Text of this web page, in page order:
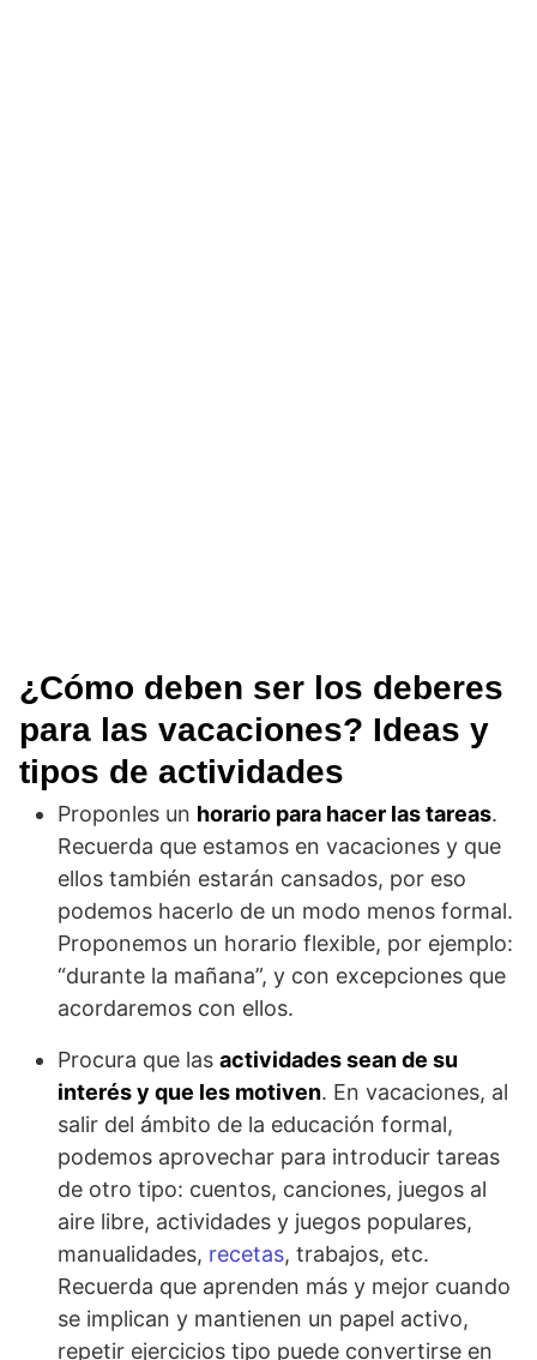
¿Cómo deben ser los deberes
para las vacaciones? Ideas y
tipos de actividades
Proponles un horario para hacer las tareas.
Recuerda que estamos en vacaciones y que
ellos también estarán cansados, por eso
podemos hacerlo de un modo menos formal.
Proponemos un horario flexible, por ejemplo:
“durante la mañana”, y con excepciones que
acordaremos con ellos.
Procura que las actividades sean de su
interés y que les motiven. En vacaciones, al
salir del ámbito de la educación formal,
podemos aprovechar para introducir tareas
de otro tipo: cuentos, canciones, juegos al
aire libre, actividades y juegos populares,
manualidades, recetas, trabajos, etc.
Recuerda que aprenden más y mejor cuando
se implican y mantienen un papel activo,
repetir ejercicios tipo puede convertirse en